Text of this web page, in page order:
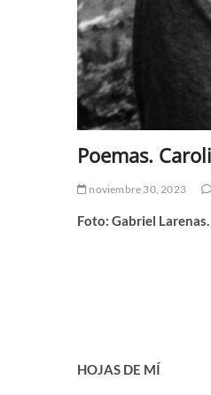
Poemas.
noviembre 30, 2023
Foto: Gabriel Larenas.
HOJAS DE MÍ